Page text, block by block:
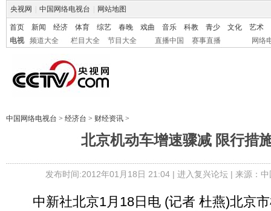
央视网 中国网络电视台 网站地图
首页 新闻 经济 体育 综艺 春晚 戏曲 音乐 科教 青少 文化
艺术
电视
频道大全 栏目大全 节目大全 直播中国 赛事直播 网络
中国网络电视台 > 经济台 > 财经资讯 >
北京机动车增速骤减 限行措
发布时间:2012年01月18日 21:04 | 进入复兴论坛| 来源：
中新社北京1月18日电 (记者 杜燕)北京市